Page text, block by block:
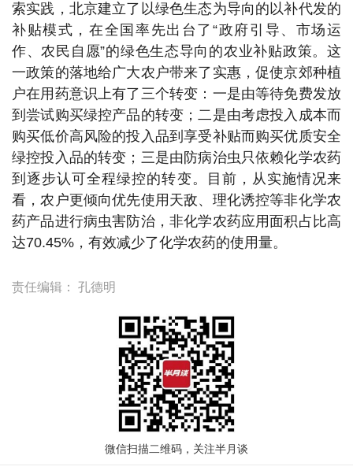
索实践，北京建立了以绿色生态为导向的以补代发的
补贴模式，在全国率先出台了“政府引导、市场运
作、农民自愿”的绿色生态导向的农业补贴政策。这
一政策的落地给广大农户带来了实惠，促使京郊种植
户在用药意识上有了三个转变：一是由等待免费发放
到尝试购买绿控产品的转变；二是由考虑投入成本而
购买低价高风险的投入品到享受补贴而购买优质安全
绿控投入品的转变；三是由防病治虫只依赖化学农药
到逐步认可全程绿控的转变。目前，从实施情况来
看，农户更倾向优先使用天敌、理化诱控等非化学农
药产品进行病虫害防治，非化学农药应用面积占比高
达70.45%，有效减少了化学农药的使用量。
责任编辑： 孔德明
微信扫描二维码，关注半月谈